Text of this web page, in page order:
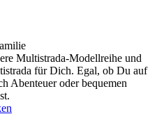
Multistrada-Modellreihe und
für Dich. Egal, ob Du auf
Abenteuer oder bequemen